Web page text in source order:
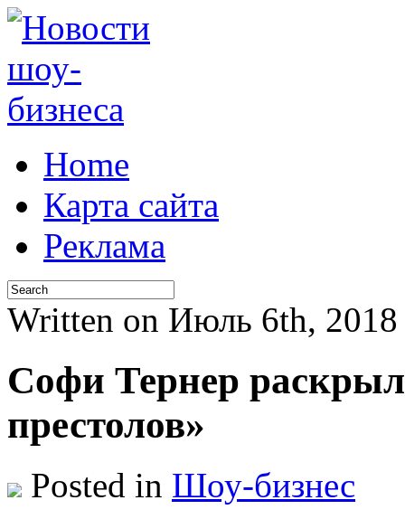
Home
Карта сайта
Реклама
Written on Июль 6th,
Софи Тернер
престолов»
Posted in Шоу-бизнес